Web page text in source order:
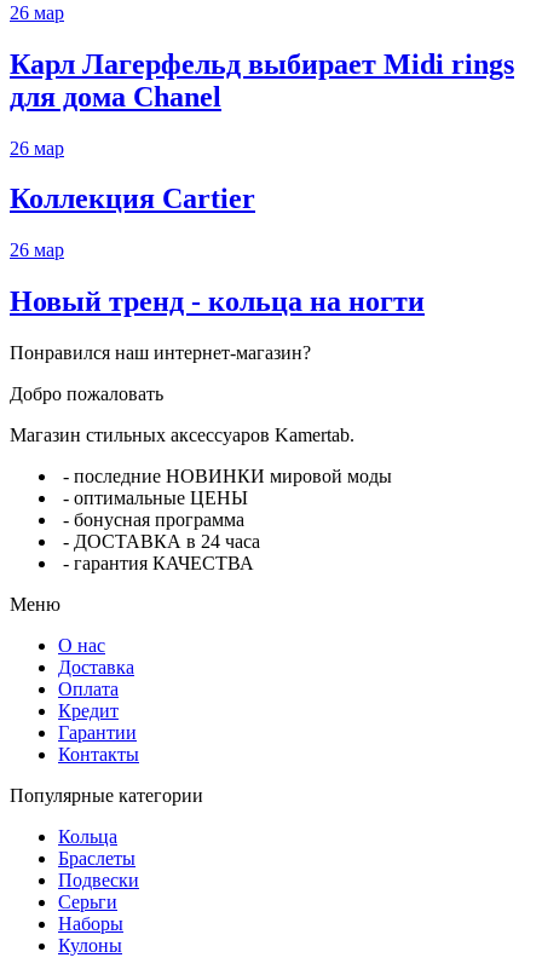
26 мар
Карл Лагерфельд выбирает Midi rings
для дома Chanel
26 мар
Коллекция Cartier
26 мар
Новый тренд - кольца на ногти
Понравился наш интернет-магазин?
Добро пожаловать
Магазин стильных аксессуаров Kamertab.
- последние НОВИНКИ мировой моды
- оптимальные ЦЕНЫ
- бонусная программа
- ДОСТАВКА в 24 часа
- гарантия КАЧЕСТВА
Меню
О нас
Доставка
Оплата
Кредит
Гарантии
Контакты
Популярные категории
Кольца
Браслеты
Подвески
Серьги
Наборы
Кулоны